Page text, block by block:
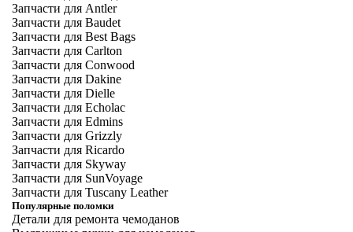
Запчасти для Antler
Запчасти для Baudet
Запчасти для Best Bags
Запчасти для Carlton
Запчасти для Conwood
Запчасти для Dakine
Запчасти для Dielle
Запчасти для Echolac
Запчасти для Edmins
Запчасти для Grizzly
Запчасти для Ricardo
Запчасти для Skyway
Запчасти для SunVoyage
Запчасти для Tuscany Leather
Популярные поломки
Детали для ремонта чемоданов